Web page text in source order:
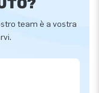
team è a vostra